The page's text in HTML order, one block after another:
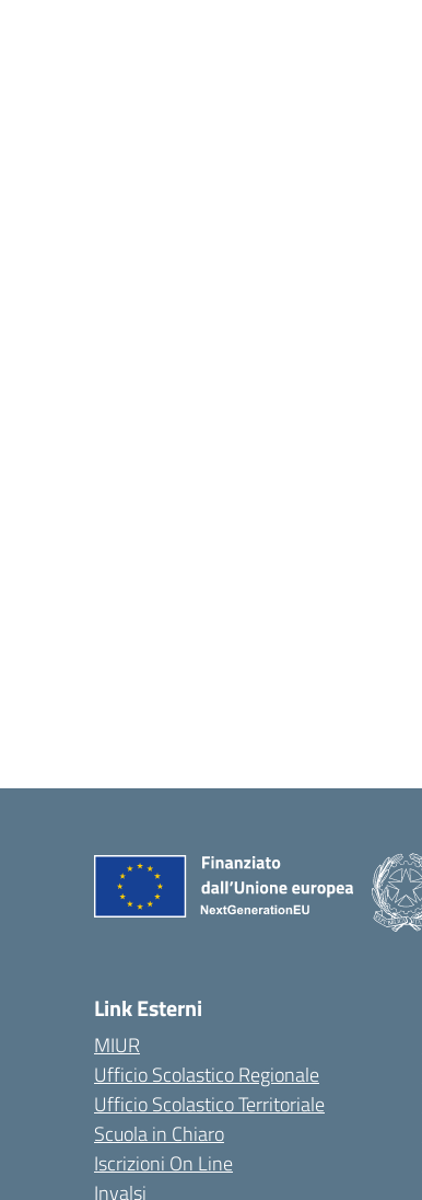
Link Esterni
MIUR
Ufficio Scolastico Regionale
Ufficio Scolastico Territoriale
Scuola in Chiaro
Iscrizioni On Line
Invalsi